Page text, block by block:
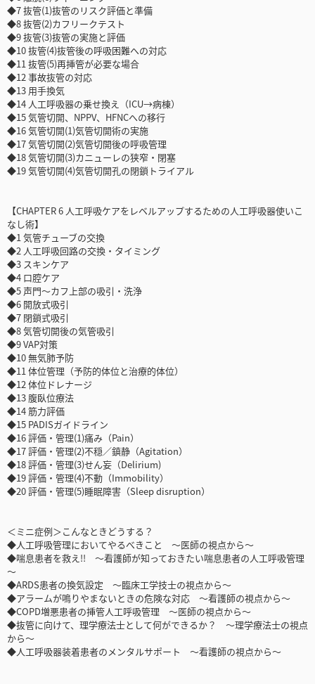
◆7 抜管(1)抜管のリスク評価と準備
◆8 抜管(2)カフリークテスト
◆9 抜管(3)抜管の実施と評価
◆10 抜管(4)抜管後の呼吸困難への対応
◆11 抜管(5)再挿管が必要な場合
◆12 事故抜管の対応
◆13 用手換気
◆14 人工呼吸器の乗せ換え（ICU→病棟）
◆15 気管切開、NPPV、HFNCへの移行
◆16 気管切開(1)気管切開術の実施
◆17 気管切開(2)気管切開後の呼吸管理
◆18 気管切開(3)カニューレの狭窄・閉塞
◆19 気管切開(4)気管切開孔の閉鎖トライアル
【CHAPTER 6 人工呼吸ケアをレベルアップするための人工呼吸器使いこ
なし術】
◆1 気管チューブの交換
◆2 人工呼吸回路の交換・タイミング
◆3 スキンケア
◆4 口腔ケア
◆5 声門～カフ上部の吸引・洗浄
◆6 開放式吸引
◆7 閉鎖式吸引
◆8 気管切開後の気管吸引
◆9 VAP対策
◆10 無気肺予防
◆11 体位管理（予防的体位と治療的体位）
◆12 体位ドレナージ
◆13 腹臥位療法
◆14 筋力評価
◆15 PADISガイドライン
◆16 評価・管理(1)痛み（Pain）
◆17 評価・管理(2)不穏／鎮静（Agitation）
◆18 評価・管理(3)せん妄（Delirium)
◆19 評価・管理(4)不動（Immobility）
◆20 評価・管理(5)睡眠障害（Sleep disruption）
＜ミニ症例＞こんなときどうする？
◆人工呼吸管理においてやるべきこと ～医師の視点から～
◆喘息患者を救え!! ～看護師が知っておきたい喘息患者の人工呼吸管理
～
◆ARDS患者の換気設定 ～臨床工学技士の視点から～
◆アラームが鳴りやまないときの危険な対応 ～看護師の視点から～
◆COPD増悪患者の挿管人工呼吸管理 ～医師の視点から～
◆抜管に向けて、理学療法士として何ができるか？ ～理学療法士の視点
から～
◆人工呼吸器装着患者のメンタルサポート ～看護師の視点から～